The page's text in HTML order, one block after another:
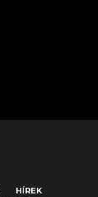
HÍREK